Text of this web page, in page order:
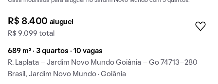
R$ 8.400 aluguel
R$ 9.099 total
689 m² · 3 quartos · 10 vagas
R. Laplata - Jardim Novo Mundo Goiânia - Go 74713-280
Brasil, Jardim Novo Mundo · Goiânia